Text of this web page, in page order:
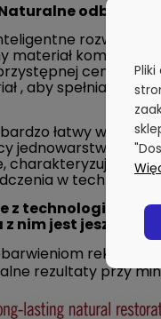
odbudowy
materiał
cenie.
, aby spełniał
łatwy w
jednowarstwowej,
charakteryzuje się
w technologii
z technologii
nim jest jeszcze
rezultaty przy